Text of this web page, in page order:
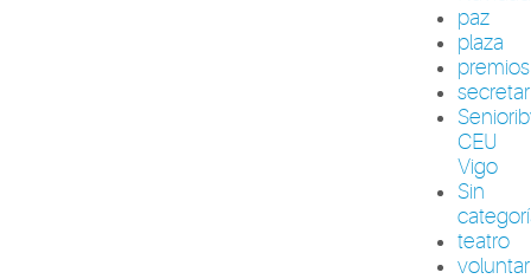
paz
plaza
premios
CEU
Vigo
Sin
teatro